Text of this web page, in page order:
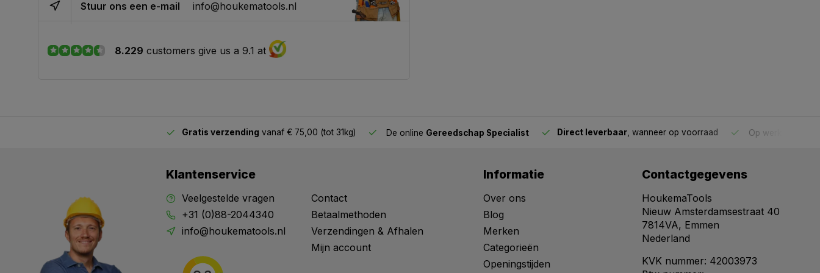
Stuur ons een e-mail info@houkematools.nl
8.229 customers give us a 9.1 at
Gratis verzending vanaf € 75,00 (tot 31kg) De online Gereedschap Specialist Direct leverbaar , wanneer op voorraad Op werkdagen
Klantenservice
Veelgestelde vragen
+31 (0)88-2044340
info@houkematools.nl
Contact
Betaalmethoden
Verzendingen & Afhalen
Mijn account
Informatie
Over ons
Blog
Merken
Categorieën
Openingstijden
Contactgegevens
HoukemaTools
Nieuw Amsterdamsestraat 40
7814VA, Emmen
Nederland
KVK nummer: 42003973